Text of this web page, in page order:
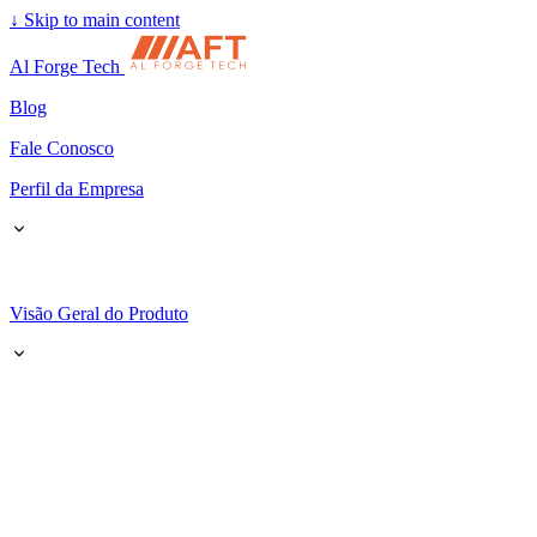
↓ Skip to main content
Al Forge Tech
Blog
Fale Conosco
Perfil da Empresa
Visão Geral do Produto